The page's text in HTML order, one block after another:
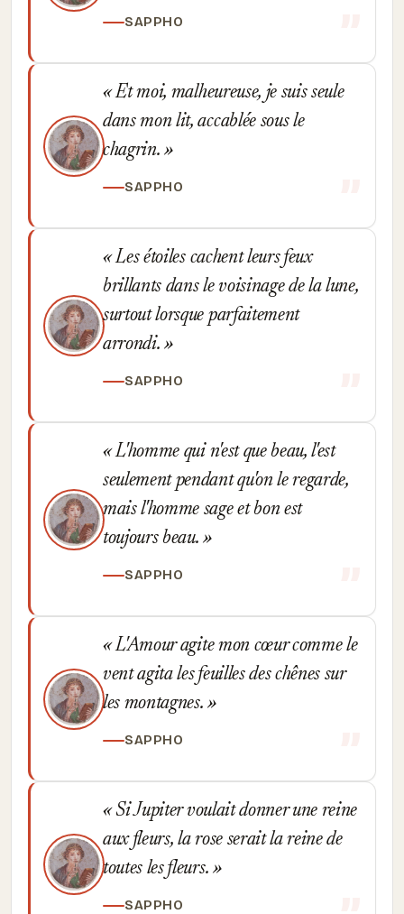
SAPPHO
Et moi, malheureuse, je suis seule
dans mon lit, accablée sous le
chagrin.
SAPPHO
Les étoiles cachent leurs feux
brillants dans le voisinage de la lune,
surtout lorsque parfaitement
arrondi.
SAPPHO
L'homme qui n'est que beau, l'est
seulement pendant qu'on le regarde,
mais l'homme sage et bon est
toujours beau.
SAPPHO
L'Amour agite mon cœur comme le
vent agita les feuilles des chênes sur
les montagnes.
SAPPHO
Si Jupiter voulait donner une reine
aux fleurs, la rose serait la reine de
toutes les fleurs.
SAPPHO